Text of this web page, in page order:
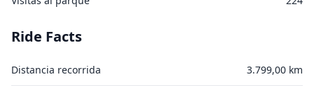
Ride Facts
Distancia recorrida 3.799,00 km